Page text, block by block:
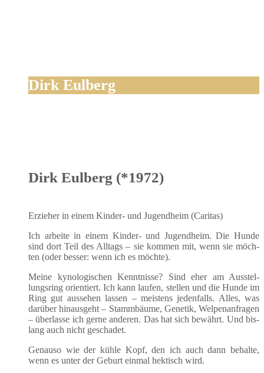
Dirk Eulberg
Dirk Eulberg (*1972)
Erzie­her in einem Kin­der- und Jugend­heim (Cari­tas)
Ich arbei­te in einem Kin­der- und Jugend­heim. Die Hun­de
sind dort Teil des All­tags – sie kom­men mit, wenn sie möch­
ten (oder bes­ser: wenn ich es möchte).
Mei­ne kyno­lo­gi­schen Kennt­nis­se? Sind eher am Aus­stel­
lungs­ring ori­en­tiert. Ich kann lau­fen, stel­len und die Hun­de im
Ring gut aus­se­hen las­sen – meis­tens jeden­falls. Alles, was
dar­über hin­aus­geht – Stamm­bäu­me, Gene­tik, Wel­pen­an­fra­gen
– über­las­se ich ger­ne ande­ren. Das hat sich bewährt. Und bis­
lang auch nicht geschadet.
Genau­so wie der küh­le Kopf, den ich auch dann behal­te,
wenn es unter der Geburt ein­mal hek­tisch wird.